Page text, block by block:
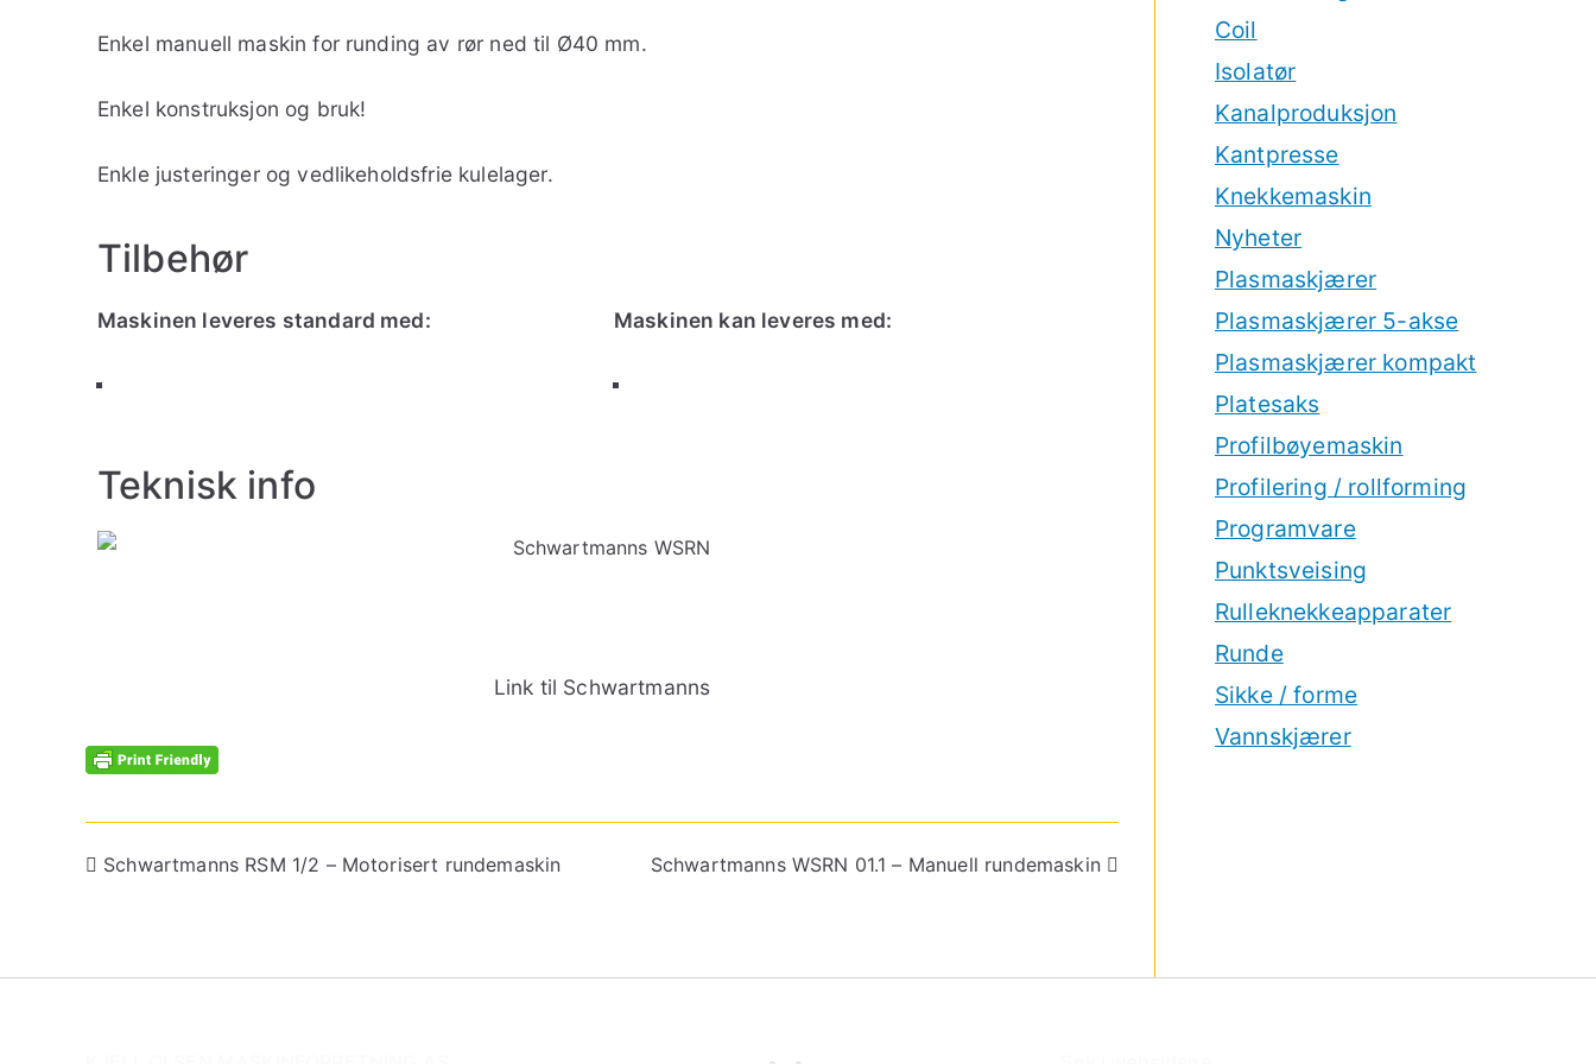
Enkel manuell maskin for runding av rør ned til Ø40 mm.
Enkel konstruksjon og bruk!
Enkle justeringer og vedlikeholdsfrie kulelager.
Tilbehør
Maskinen leveres standard med: Maskinen kan leveres med:
Teknisk info
Link til Schwartmanns
Schwartmanns RSM 1/2 – Motorisert rundemaskin Schwartmanns WSRN 01.1 – Manuell rundemaskin
Coil
Isolatør
Kanalproduksjon
Kantpresse
Knekkemaskin
Nyheter
Plasmaskjærer
Plasmaskjærer 5-akse
Plasmaskjærer kompakt
Platesaks
Profilbøyemaskin
Profilering / rollforming
Programvare
Punktsveising
Rulleknekkeapparater
Runde
Sikke / forme
Vannskjærer